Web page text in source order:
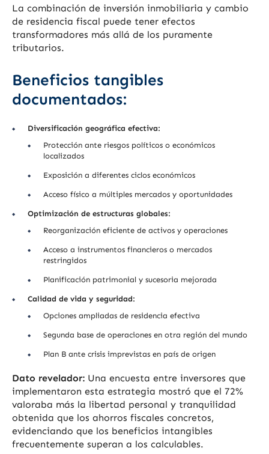
La combinación de inversión inmobiliaria y cambio
de residencia fiscal puede tener efectos
transformadores más allá de los puramente
tributarios.
Beneficios tangibles
documentados:
Diversificación geográfica efectiva:
Protección ante riesgos políticos o económicos
localizados
Exposición a diferentes ciclos económicos
Acceso físico a múltiples mercados y oportunidades
Optimización de estructuras globales:
Reorganización eficiente de activos y operaciones
Acceso a instrumentos financieros o mercados
restringidos
Planificación patrimonial y sucesoria mejorada
Calidad de vida y seguridad:
Opciones ampliadas de residencia efectiva
Segunda base de operaciones en otra región del mundo
Plan B ante crisis imprevistas en país de origen
Dato revelador: Una encuesta entre inversores que
implementaron esta estrategia mostró que el 72%
valoraba más la libertad personal y tranquilidad
obtenida que los ahorros fiscales concretos,
evidenciando que los beneficios intangibles
frecuentemente superan a los calculables.